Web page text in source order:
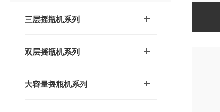
三层摇瓶机系列
双层摇瓶机系列
大容量摇瓶机系列